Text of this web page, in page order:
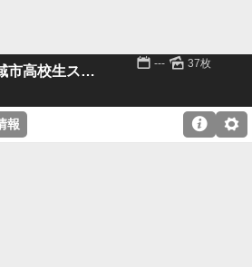
2014福岡市・釜山廣域市高校生スポーツ交流大会 📅 --- 🌄 37枚
報 ⚙
